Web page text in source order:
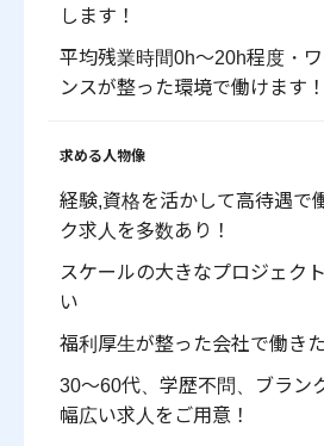
します！
平均残業時間0h～20h程度・
ンスが整った環境で働けます！
求める人物像
経験,資格を活かして高待遇で
ク求人を多数あり！
スケールの大きなプロジェク
い
福利厚生が整った会社で働き
30～60代、学歴不問、ブラン
幅広い求人をご用意！